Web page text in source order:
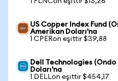
US Copper Index Fund
Amerikan Doları'na
1 CPERon eşittir $39,88
Dell Technologies
Doları'na
1 DELLon eşittir $454,17